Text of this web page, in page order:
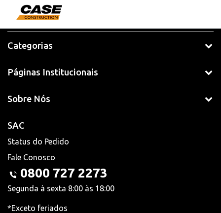
Categorias
Páginas Institucionais
Sobre Nós
SAC
Status do Pedido
Fale Conosco
0800 727 2273
Segunda à sexta 8:00 às 18:00
*Exceto feriados